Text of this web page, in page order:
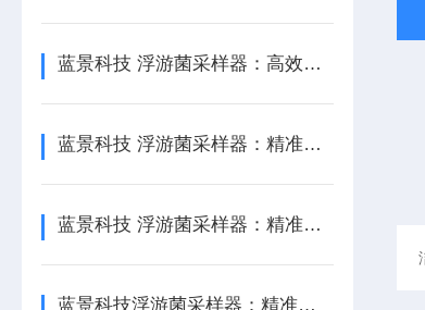
蓝景科技 浮游菌采样器：高效精确的洁净环境微生物监测工具
蓝景科技 浮游菌采样器：精准监测洁净室内微生物浓度
蓝景科技 浮游菌采样器：精准检测，保障洁净空间安全
蓝景科技浮游菌采样器：精准捕捉空气微生物，守护洁净环境安全